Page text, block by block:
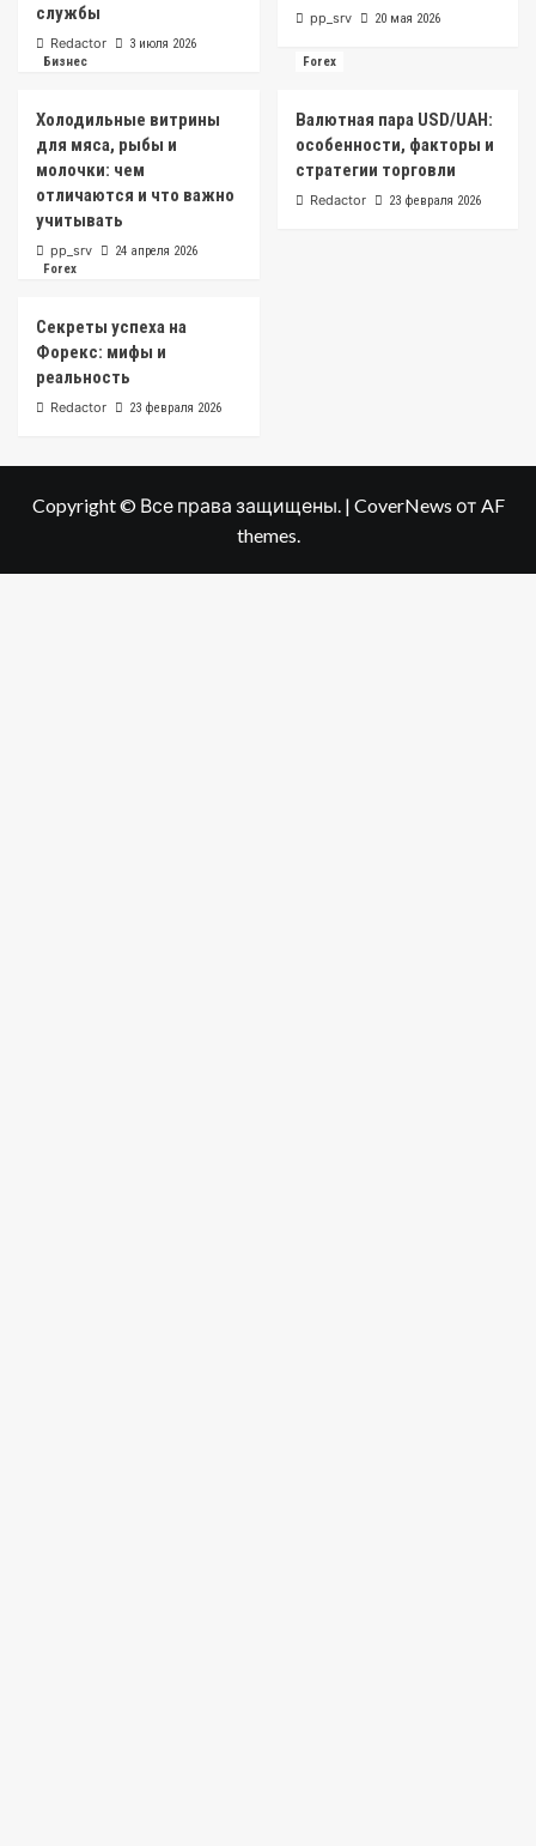
службы
Redactor 3 июля 2026
pp_srv 20 мая 2026
Бизнес
Холодильные витрины
для мяса, рыбы и
молочки: чем
отличаются и что важно
учитывать
pp_srv 24 апреля 2026
Forex
Валютная пара USD/UAH:
особенности, факторы и
стратегии торговли
Redactor 23 февраля 2026
Forex
Секреты успеха на
Форекс: мифы и
реальность
Redactor 23 февраля 2026
Copyright © Все права защищены. | CoverNews от AF
themes.